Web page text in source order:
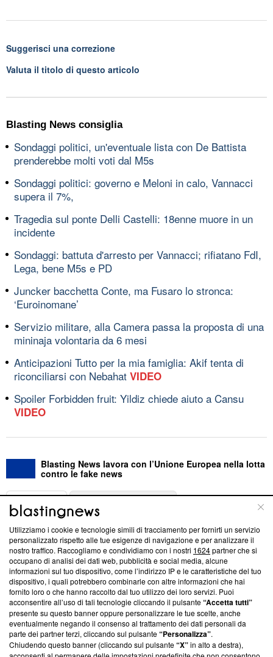
Suggerisci una correzione
Valuta il titolo di questo articolo
Blasting News consiglia
Sondaggi politici, un'eventuale lista con De Battista
prenderebbe molti voti dal M5s
Sondaggi politici: governo e Meloni in calo, Vannacci
supera il 7%,
Tragedia sul ponte Delli Castelli: 18enne muore in un
incidente
Sondaggi: battuta d'arresto per Vannacci; rifiatano FdI,
Lega, bene M5s e PD
Juncker bacchetta Conte, ma Fusaro lo stronca:
‘Euroinomane’
Servizio militare, alla Camera passa la proposta di una
mininaja volontaria da 6 mesi
Anticipazioni Tutto per la mia famiglia: Akif tenta di
riconciliarsi con Nebahat VIDEO
Spoiler Forbidden fruit: Yildiz chiede aiuto a Cansu
VIDEO
Blasting News lavora con l’Unione Europea nella lotta
contro le fake news
ABOUT
Questa sezione offre informazioni trasparenti su Blasting
News, sui nostri processi editoriali e su come ci impegniamo a
creare news di qualità. Inoltre, afferma la nostra aderenza a
‘Trust Project - News with Integrity’Blasting News non è
ancora membro del programma, ma ha richiesto di farne
parte; Trust Project non ha ancora effettuato una verifica di
conformità agli standard.
Su di noi
Utilizziamo i cookie e tecnologie simili di tracciamento per fornirti un servizio
personalizzato rispetto alle tue esigenze di navigazione e per analizzare il
nostro traffico. Raccogliamo e condividiamo con i nostri 1624partner che si
occupano di analisi dei dati web, pubblicità e social media, alcune
informazioni sul tuo dispositivo, come l’indirizzo IP e le caratteristiche del tuo
dispositivo, i quali potrebbero combinarle con altre informazioni che hai
fornito loro o che hanno raccolto dal tuo utilizzo dei loro servizi. Puoi
acconsentire all’uso di tali tecnologie cliccando il pulsante“Accetta tutti”
presente su questo banner oppure personalizzare le tue scelte, anche
eventualmente negando il consenso al trattamento dei dati personali da
parte dei partner terzi, cliccando sul pulsante“Personalizza”.
Chiudendo questo banner (cliccando sul pulsante“X”in alto a destra),